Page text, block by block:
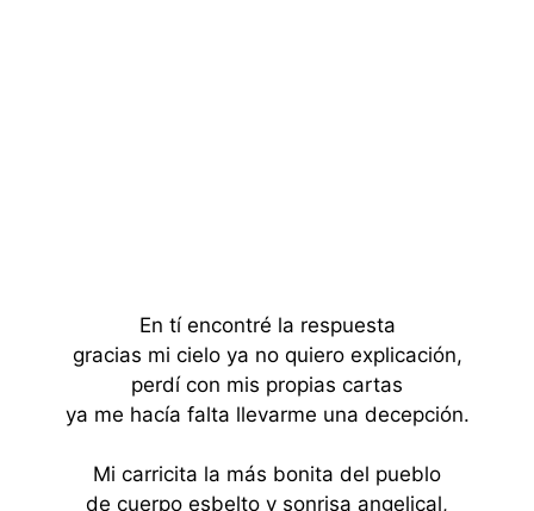
En tí encontré la respuesta
gracias mi cielo ya no quiero explicación,
perdí con mis propias cartas
ya me hacía falta llevarme una decepción.
Mi carricita la más bonita del pueblo
de cuerpo esbelto y sonrisa angelical,